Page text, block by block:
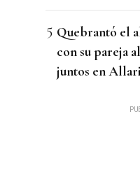
Quebrantó el
con su pareja
juntos en